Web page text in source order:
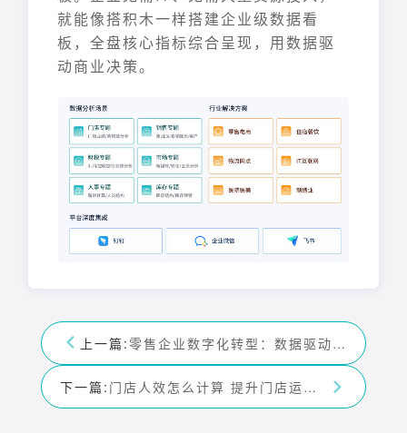
就能像搭积木一样搭建企业级数据看
板，全盘核心指标综合呈现，用数据驱
动商业决策。
上一篇: 零售企业数字化转型：数据驱动下的客户体验、营销与效率变革
下一篇: 门店人效怎么计算 提升门店运营效率的实用方法